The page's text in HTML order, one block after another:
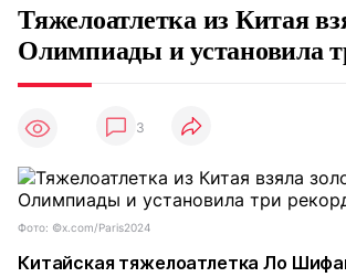
Тяжелоатлетка из Китая
Олимпиады и установила
3
Фото: ©x.com/Paris2024
Китайская тяжелоатлетка Ло